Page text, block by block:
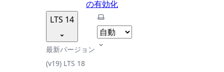
の有効化
LTS 14
最新バージョン
(v19) LTS 18
テーマを選択